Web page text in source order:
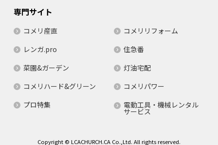
専門サイト
コメリ産直
コメリリフォーム
レンガ.pro
住急番
菜園&ガーデン
灯油宅配
コメリハード&グリーン
コメリパワー
プロ特集
電動工具・機械レンタル
サービス
Copyright © LCACHURCH.CA Co.,Ltd. All rights reserved.